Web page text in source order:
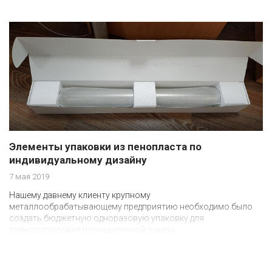
Элементы упаковки из пенопласта по
индивидуальному дизайну
7 мая 2019
Нашему давнему клиенту крупному
металлообрабатывающему предприятию необходимо было
создать бюджетную одноразовую упаковку для